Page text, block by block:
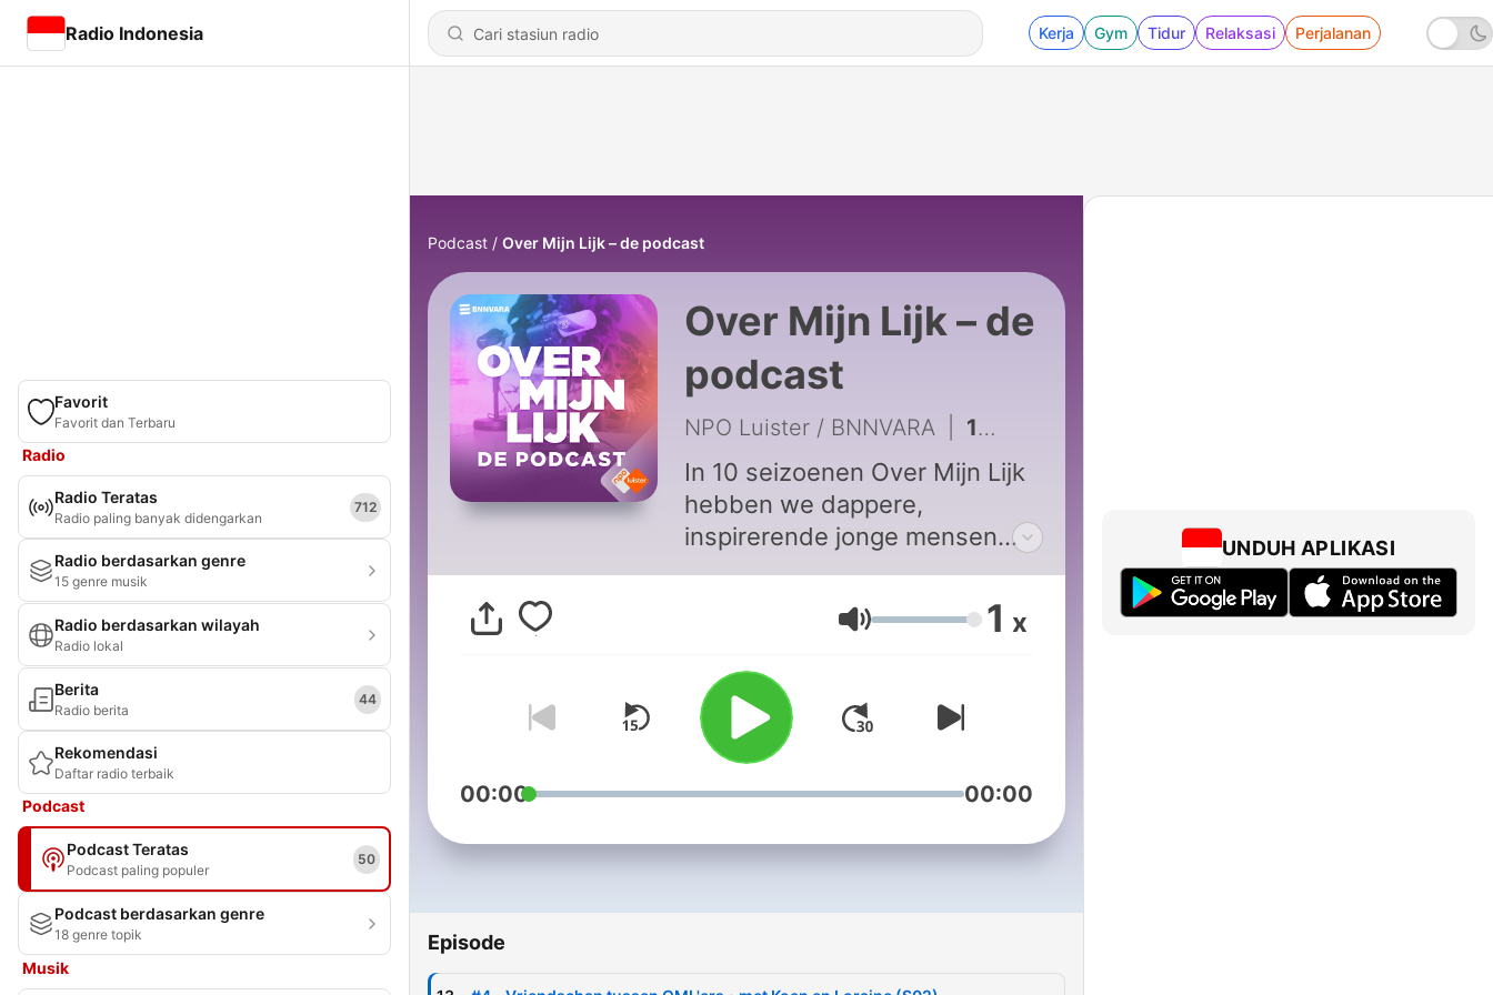
Radio Indonesia Kerja Gym Tidur Relaksasi Perjalanan
Favorit
Favorit dan Terbaru
Radio
Radio Teratas
Radio paling banyak didengarkan
712
Radio berdasarkan genre
15 genre musik
Radio berdasarkan wilayah
Radio lokal
Berita
Radio berita
44
Rekomendasi
Daftar radio terbaik
Podcast
Podcast Teratas
Podcast paling populer
50
Podcast berdasarkan genre
18 genre topik
Musik
Podcast Over Mijn Lijk – de podcast
Over Mijn Lijk – de
podcast
NPO Luister / BNNVARA 13 - #4 - Vriendschap tussen OML'ers • met Koen en Loraine (S02)
In 10 seizoenen Over Mijn Lijk
hebben we dappere,
inspirerende jonge mensen
leren kennen waarmee vele
levensthema's zijn besproken,
maar nooit eerder bespraken
mensen uit verschillende
seizoenen dit met elkáár. In
deze speciale podcastserie
van Over Mijn Lijk horen we
hoe het nu met iedereen is
en nabestaanden uit
samen om een onderwerp te
hiernamaals of wat als je
Volume 1 x
00:00 00:00
Episode
UNDUH APLIKASI